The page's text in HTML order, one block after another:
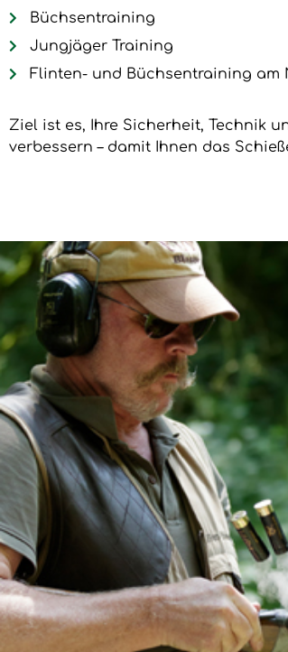
Büchsentraining
Jungjäger Training
Flinten- und Büchsentraining am
Ziel ist es, Ihre Sicherheit, Technik
verbessern – damit Ihnen das